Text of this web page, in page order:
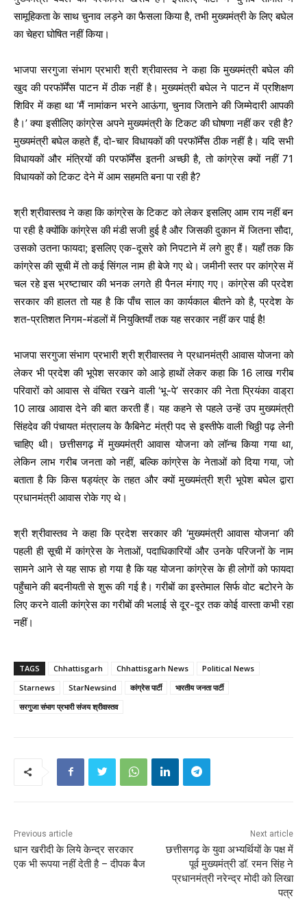
सामूहिकता के साथ चुनाव लड़ने का फैसला किया है, तभी मुख्यमंत्री के लिए बघेल
का चेहरा घोषित नहीं किया।
भाजपा सरगुजा संभाग प्रभारी श्री श्रीवास्तव ने कहा कि मुख्यमंत्री बघेल की
खुद की परफॉर्मेंस पाटन में ठीक नहीं है। मुख्यमंत्री बघेल ने पाटन में प्रशिक्षण
शिविर में कहा था ‘मैं नामांकन भरने आऊंगा, चुनाव जिताने की जिम्मेदारी आपकी
है।’ क्या इसीलिए कांग्रेस अपने मुख्यमंत्री के टिकट की घोषणा नहीं कर रही है?
मुख्यमंत्री बघेल कहते हैं, दो-चार विधायकों की परफॉर्मेंस ठीक नहीं है। यदि सभी
विधायकों और मंत्रियों की परफॉर्मेंस इतनी अच्छी है, तो कांग्रेस क्यों नहीं 71
विधायकों को टिकट देने में आम सहमति बना पा रही है?
श्री श्रीवास्तव ने कहा कि कांग्रेस के टिकट को लेकर इसलिए आम राय नहीं बन
पा रही है क्योंकि कांग्रेस की मंडी सजी हुई है और जिसकी दुकान में जितना सौदा,
उसको उतना फायदा; इसलिए एक-दूसरे को निपटाने में लगे हुए हैं। यहाँ तक कि
कांग्रेस की सूची में तो कई सिंगल नाम ही बेजे गए थे। जमीनी स्तर पर कांग्रेस में
चल रहे इस भ्रष्टाचार की भनक लगते ही पैनल मंगाए गए। कांग्रेस की प्रदेश
सरकार की हालत तो यह है कि पाँच साल का कार्यकाल बीतने को है, प्रदेश के
शत-प्रतिशत निगम-मंडलों में नियुक्तियाँ तक यह सरकार नहीं कर पाई है!
भाजपा सरगुजा संभाग प्रभारी श्री श्रीवास्तव ने प्रधानमंत्री आवास योजना को
लेकर भी प्रदेश की भूपेश सरकार को आड़े हाथों लेकर कहा कि 16 लाख गरीब
परिवारों को आवास से वंचित रखने वाली ‘भू-पे’ सरकार की नेता प्रियंका वाड्रा
10 लाख आवास देने की बात करती हैं। यह कहने से पहले उन्हें उप मुख्यमंत्री
सिंहदेव की पंचायत मंत्रालय के कैबिनेट मंत्री पद से इस्तीफे वाली चिठ्ठी पढ़ लेनी
चाहिए थी। छत्तीसगढ़ में मुख्यमंत्री आवास योजना को लॉन्च किया गया था,
लेकिन लाभ गरीब जनता को नहीं, बल्कि कांग्रेस के नेताओं को दिया गया, जो
बताता है कि किस षड्यंत्र के तहत और क्यों मुख्यमंत्री श्री भूपेश बघेल द्वारा
प्रधानमंत्री आवास रोके गए थे।
श्री श्रीवास्तव ने कहा कि प्रदेश सरकार की ‘मुख्यमंत्री आवास योजना’ की
पहली ही सूची में कांग्रेस के नेताओं, पदाधिकारियों और उनके परिजनों के नाम
सामने आने से यह साफ हो गया है कि यह योजना कांग्रेस के ही लोगों को फायदा
पहुँचाने की बदनीयती से शुरू की गई है। गरीबों का इस्तेमाल सिर्फ वोट बटोरने के
लिए करने वाली कांग्रेस का गरीबों की भलाई से दूर-दूर तक कोई वास्ता कभी रहा
नहीं।
TAGS Chhattisgarh Chhattisgarh News
Political News
Starnews
StarNewsind कांग्रेस पार्टी
भारतीय जनता पार्टी
सरगुजा संभाग प्रभारी संजय श्रीवास्तव
Previous article
धान खरीदी के लिये केन्द्र सरकार
एक भी रूपया नहीं देती है – दीपक बैज
Next article
छत्तीसगढ़ के युवा अभ्यर्थियों के पक्ष में
पूर्व मुख्यमंत्री डॉ. रमन सिंह ने
प्रधानमंत्री नरेन्द्र मोदी को लिखा
पत्र